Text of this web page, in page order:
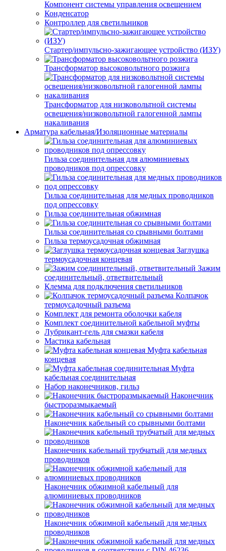
Компонент системы управления освещением
Конденсатор
Контроллер для светильников
Стартер/импульсно-зажигающее устройство (ИЗУ)
Трансформатор высоковольтного розжига
Трансформатор для низковольтной системы
освещения/низковольтной галогенной лампы
накаливания
Арматура кабельная/Изоляционные материалы
Гильза соединительная для алюминиевых
проводников под опрессовку
Гильза соединительная для медных проводников
под опрессовку
Гильза соединительная обжимная
Гильза соединительная со срывными болтами
Гильза термоусадочная обжимная
Заглушка
термоусадочная концевая
Зажим
соединительный, ответвительный
Клемма для подключения светильников
Колпачок
термоусадочный разъема
Комплект для ремонта оболочки кабеля
Комплект соединительной кабельной муфты
Лубрикант-гель для смазки кабеля
Мастика кабельная
Муфта кабельная
концевая
Муфта
кабельная соединительная
Набор наконечников, гильз
Наконечник
быстроразмыкаемый
Наконечник кабельный со срывными болтами
Наконечник кабельный трубчатый для медных
проводников
Наконечник обжимной кабельный для
алюминиевых проводников
Наконечник обжимной кабельный для медных
проводников